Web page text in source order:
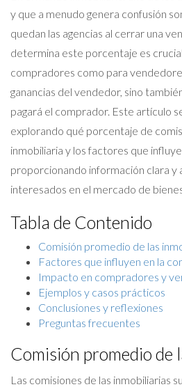
y que a menudo genera confusión
quedan las agencias al cerrar una
determina este porcentaje es
compradores como para
ganancias del vendedor, sino
pagará el comprador. Este artículo
explorando qué porcentaje de
inmobiliaria y los factores que
proporcionando información clara y
interesados en el mercado de
Tabla de Contenido
Comisión promedio de las
Factores que influyen en la
Impacto en compradores y
Ejemplos y casos prácticos
Conclusiones y reflexiones
Preguntas frecuentes
Comisión promedio de
Las comisiones de las inmobiliarias